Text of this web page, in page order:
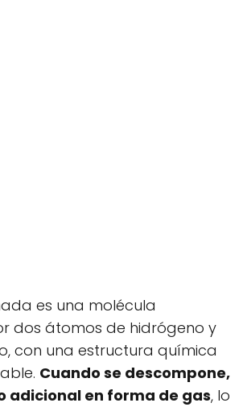
es una molécula
dos átomos de hidrógeno y
con una estructura química
Cuando se descompone,
adicional en forma de gas, lo